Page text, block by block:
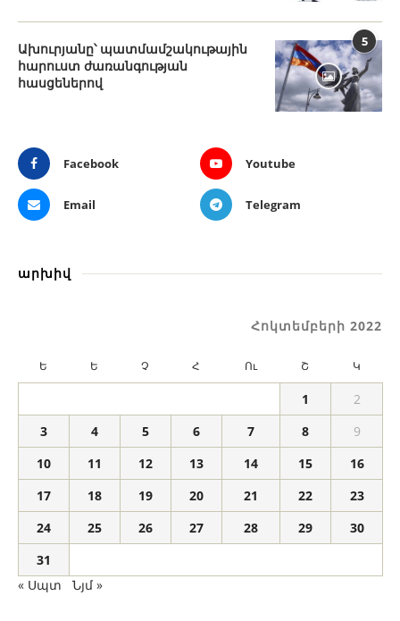
5
Ախուրյանը՝ պատմամշակութային
հարուստ ժառանգության
հասցեներով
Facebook Youtube
Email Telegram
արխիվ
Հոկտեմբերի 2022
Ե Ե Չ Հ Ու Շ Կ
1
2
3
4 5 6 7 8
9
10
11 12 13 14 15
16
17
18 19 20 21 22
23
24
25 26 27 28 29
30
31
« Սպտ
Նյմ »